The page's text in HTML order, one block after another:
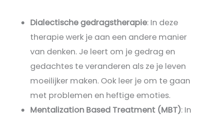
Dialectische gedragstherapie: In deze
therapie werk je aan een andere manier
van denken. Je leert om je gedrag en
gedachtes te veranderen als ze je leven
moeilijker maken. Ook leer je om te gaan
met problemen en heftige emoties.
Mentalization Based Treatment (MBT): In